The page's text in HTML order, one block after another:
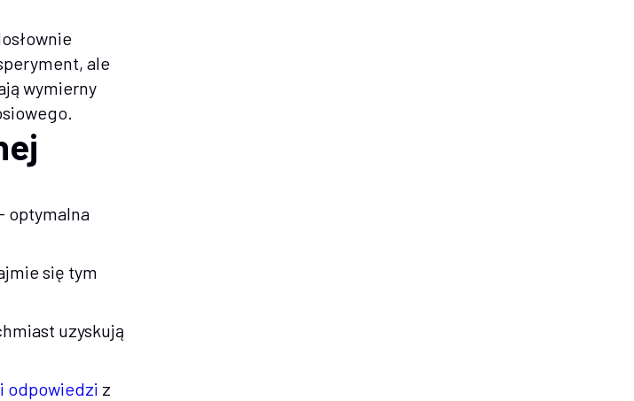
ale
wymierny
- optymalna
się tym
uzyskują
odpowiedzi z